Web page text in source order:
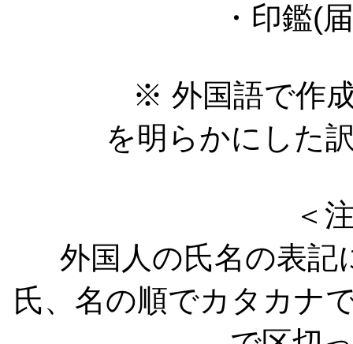
・印鑑(届
※ 外国語で作成さ
を明らかにした
＜
外国人の氏名の表記
氏、名の順でカタカナ